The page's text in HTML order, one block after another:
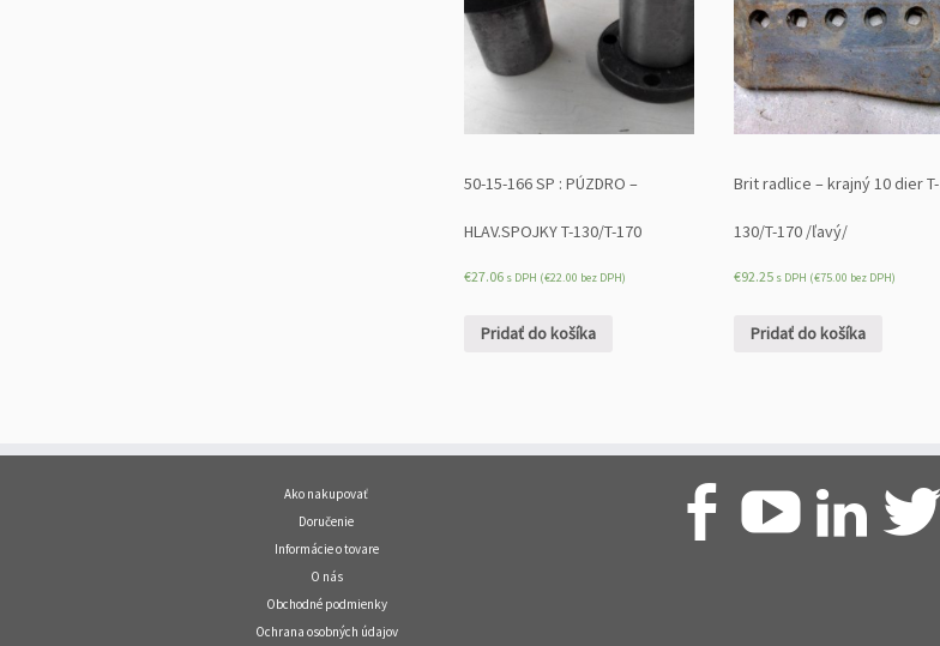
50-15-166 SP : PÚZDRO –
HLAV.SPOJKY T-130/T-170
€27.06 s DPH (€22.00 bez DPH)
Pridať do košíka
Brit radlice – krajný 10 dier T-
130/T-170 /ľavý/
€92.25 s DPH (€75.00 bez DPH)
Pridať do košíka
Ako nakupovať
Doručenie
Informácie o tovare
O nás
Obchodné podmienky
Ochrana osobných údajov